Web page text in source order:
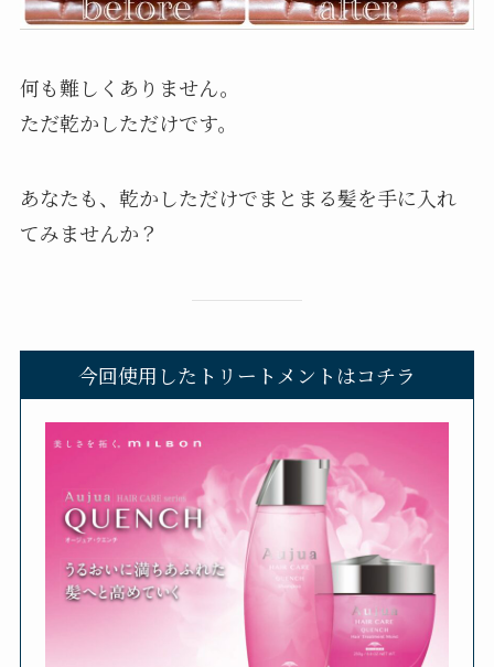
何も難しくありません。
ただ乾かしただけです。
あなたも、乾かしただけでまとまる髪を手に入れ
てみませんか？
今回使用したトリートメントはコチラ